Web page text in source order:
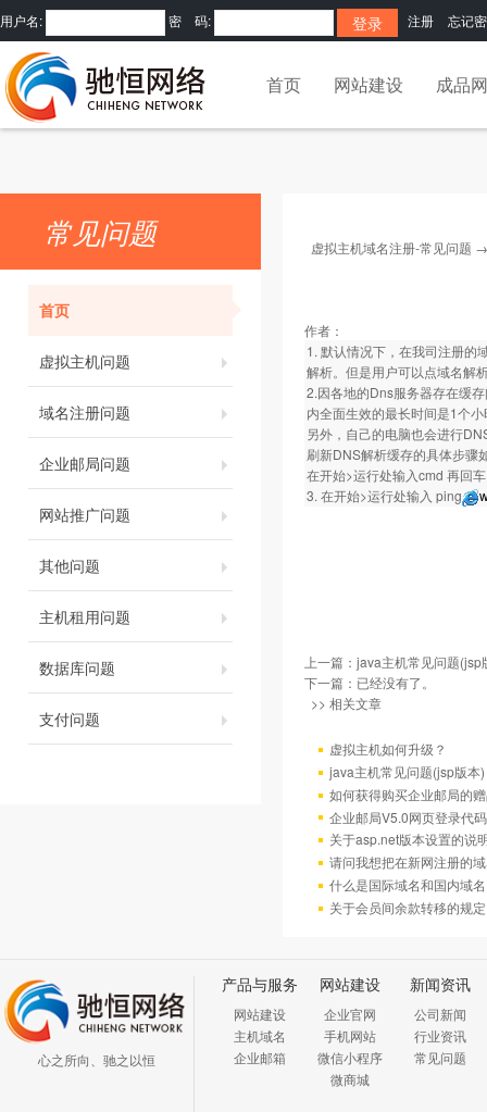
用户名: 密 码: 注册 忘记
首页 网站建设 成品
常见问题
首页
虚拟主机问题
域名注册问题
企业邮局问题
网站推广问题
其他问题
主机租用问题
数据库问题
支付问题
虚拟主机域名注册-常见问题
作者：
1. 默认情况下，在我司注册的
解析。但是用户可以点域名解
2.因各地的Dns服务器存在缓
内全面生效的最长时间是1个
另外，自己的电脑也会进行
刷新DNS解析缓存的具体步骤
在开始>运行处输入cmd 再回
3. 在开始>运行处输入 ping
上一篇： java主机常见问题(jsp
下一篇：已经没有了。
>> 相关文章
虚拟主机如何升级？
java主机常见问题(jsp版本)
如何获得购买企业邮局的
企业邮局V5.0网页登录代码
关于asp.net版本设置的说
请问我想把在新网注册的
什么是国际域名和国内域
关于会员间余款转移的规定
心之所向、驰之以恒
产品与服务
网站建设
主机域名
企业邮箱
网站建设
企业官网
手机网站
微信小程序
微商城
新闻资讯
公司新闻
行业资讯
常见问题